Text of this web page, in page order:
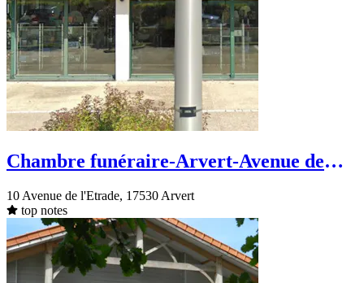
Chambre funéraire-Arvert-Avenue de
10 Avenue de l'Etrade, 17530 Arvert
top notes